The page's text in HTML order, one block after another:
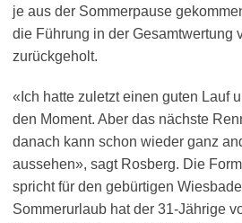
je aus der Sommerpause
die Führung in der Gesamtwertung
zurückgeholt.
«Ich hatte zuletzt einen guten Lauf
den Moment. Aber das nächste
danach kann schon wieder ganz
aussehen», sagt Rosberg. Die
spricht für den gebürtigen
Sommerurlaub hat der 31-Jährige